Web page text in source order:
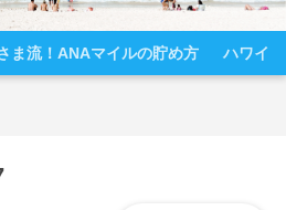
ま流！ANAマイルの貯め方 ハワイ